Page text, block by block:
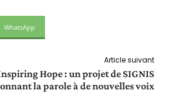
WhatsApp
Article suivant
Hope : un projet de SIGNIS
la parole à de nouvelles voix